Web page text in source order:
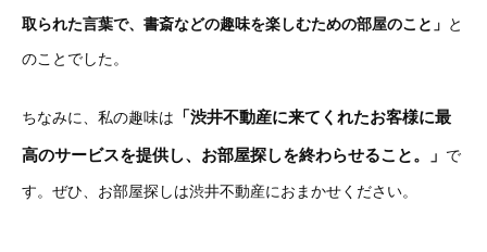
取られた言葉で、書斎などの趣味を楽しむための部屋のこと」 と
のことでした。
ちなみに、私の趣味は 「渋井不動産に来てくれたお客様に最
高のサービスを提供し、お部屋探しを終わらせること。」 で
す。ぜひ、お部屋探しは渋井不動産におまかせください。